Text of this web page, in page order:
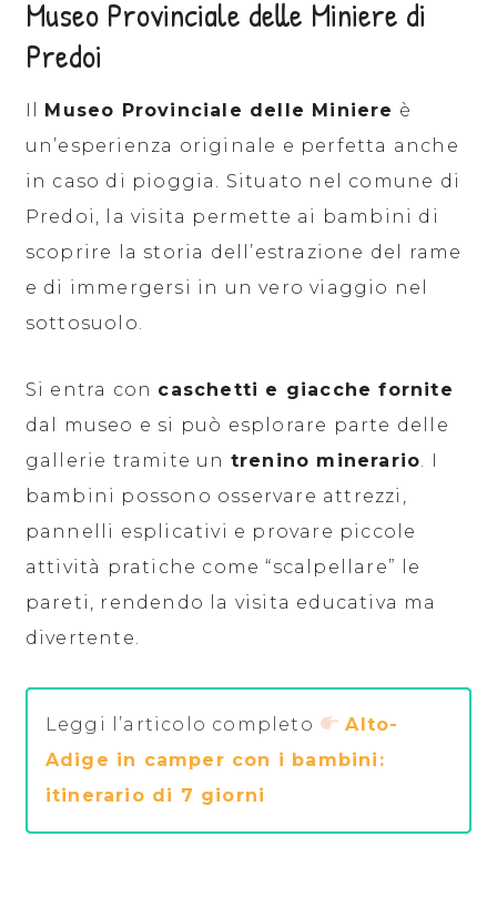
Museo Provinciale delle Miniere di
Predoi
Il Museo Provinciale delle Miniere è
un’esperienza originale e perfetta anche
in caso di pioggia. Situato nel comune di
Predoi, la visita permette ai bambini di
scoprire la storia dell’estrazione del rame
e di immergersi in un vero viaggio nel
sottosuolo.
Si entra con caschetti e giacche fornite
dal museo e si può esplorare parte delle
gallerie tramite un trenino minerario . I
bambini possono osservare attrezzi,
pannelli esplicativi e provare piccole
attività pratiche come “scalpellare” le
pareti, rendendo la visita educativa ma
divertente.
Leggi l’articolo completo
Alto-
Adige in camper con i bambini:
itinerario di 7 giorni